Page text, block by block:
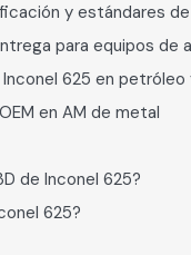
y estándares
para equipos de
625 en petróleo
en AM de metal
de Inconel 625?
625?